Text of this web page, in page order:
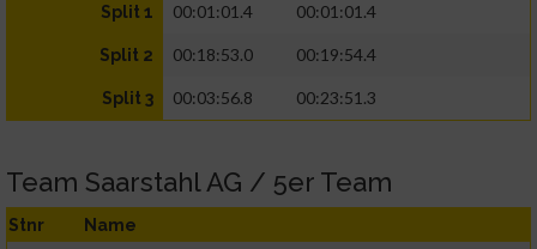
Split 1 00:01:01.4 00:01:01.4
Split 2 00:18:53.0 00:19:54.4
Split 3 00:03:56.8 00:23:51.3
Team Saarstahl AG / 5er Team
Stnr Name